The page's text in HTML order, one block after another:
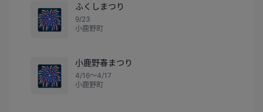
🎆
ふくしまつり
9/23
小鹿野町
🎆
小鹿野春まつり
4/16〜4/17
小鹿野町